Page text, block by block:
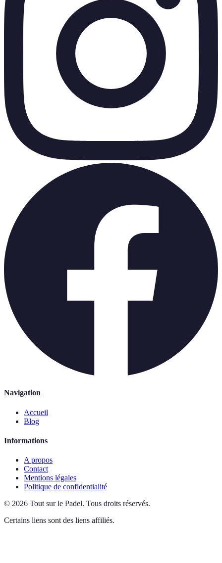
Navigation
Accueil
Blog
Informations
A propos
Contact
Mentions légales
Politique de confidentialité
© 2026 Tout sur le Padel. Tous droits réservés.
Certains liens sont des liens affiliés.